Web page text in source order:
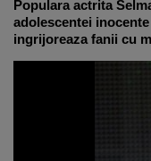
Populara actrita
adolescentei
ingrijoreaza fanii cu